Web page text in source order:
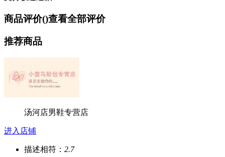
商品评价()查看全部评价
推荐商品
汤河店男鞋专营店
进入店铺
描述相符： 2.7